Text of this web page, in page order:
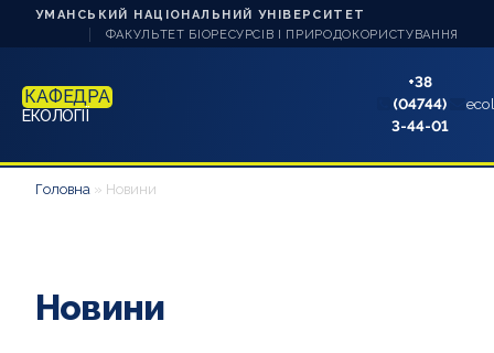
УМАНСЬКИЙ НАЦІОНАЛЬНИЙ УНІВЕРСИТЕТ
ФАКУЛЬТЕТ БІОРЕСУРСІВ І ПРИРОДОКОРИСТУВАННЯ
КАФЕДРА
ЕКОЛОГІЇ
+38
(04744)
3-44-01
ПРО КАФЕДРУ
СТУДЕНТУ
Головна » Новини
Новини